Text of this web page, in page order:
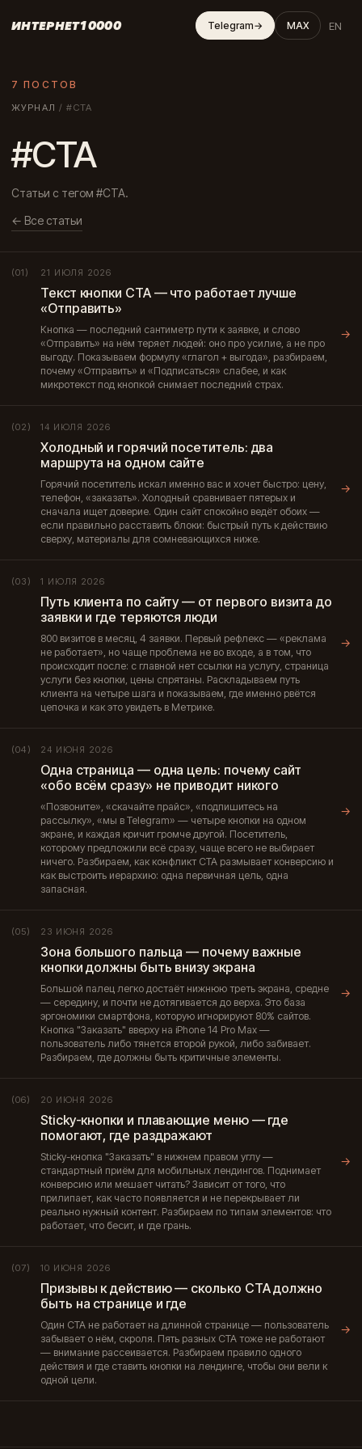
ИНТЕРНЕТ10000 Telegram→ MAX EN
7 ПОСТОВ
ЖУРНАЛ /#CTA
#CTA
Статьи с тегом #CTA.
← Все статьи
(01) 21 ИЮЛЯ 2026
Текст кнопки CTA — что работает лучше
«Отправить»
Кнопка — последний сантиметр пути к заявке, и слово
«Отправить» на нём теряет людей: оно про усилие, а не про
выгоду. Показываем формулу «глагол + выгода», разбираем,
почему «Отправить» и «Подписаться» слабее, и как
микротекст под кнопкой снимает последний страх.
→
(02) 14 ИЮЛЯ 2026
Холодный и горячий посетитель: два
маршрута на одном сайте
Горячий посетитель искал именно вас и хочет быстро: цену,
телефон, «заказать». Холодный сравнивает пятерых и
сначала ищет доверие. Один сайт спокойно ведёт обоих —
если правильно расставить блоки: быстрый путь к действию
сверху, материалы для сомневающихся ниже.
→
(03) 1 ИЮЛЯ 2026
Путь клиента по сайту — от первого визита до
заявки и где теряются люди
800 визитов в месяц, 4 заявки. Первый рефлекс — «реклама
не работает», но чаще проблема не во входе, а в том, что
происходит после: с главной нет ссылки на услугу, страница
услуги без кнопки, цены спрятаны. Раскладываем путь
клиента на четыре шага и показываем, где именно рвётся
цепочка и как это увидеть в Метрике.
→
(04) 24 ИЮНЯ 2026
Одна страница — одна цель: почему сайт
«обо всём сразу» не приводит никого
«Позвоните», «скачайте прайс», «подпишитесь на
рассылку», «мы в Telegram» — четыре кнопки на одном
экране, и каждая кричит громче другой. Посетитель,
которому предложили всё сразу, чаще всего не выбирает
ничего. Разбираем, как конфликт CTA размывает конверсию и
как выстроить иерархию: одна первичная цель, одна
запасная.
→
(05) 23 ИЮНЯ 2026
Зона большого пальца — почему важные
кнопки должны быть внизу экрана
Большой палец легко достаёт нижнюю треть экрана, средне
— середину, и почти не дотягивается до верха. Это база
эргономики смартфона, которую игнорируют 80% сайтов.
Кнопка "Заказать" вверху на iPhone 14 Pro Max —
пользователь либо тянется второй рукой, либо забивает.
Разбираем, где должны быть критичные элементы.
→
(06) 20 ИЮНЯ 2026
Sticky-кнопки и плавающие меню — где
помогают, где раздражают
Sticky-кнопка "Заказать" в нижнем правом углу —
стандартный приём для мобильных лендингов. Поднимает
конверсию или мешает читать? Зависит от того, что
прилипает, как часто появляется и не перекрывает ли
реально нужный контент. Разбираем по типам элементов: что
работает, что бесит, и где грань.
→
(07) 10 ИЮНЯ 2026
Призывы к действию — сколько CTA должно
быть на странице и где
Один CTA не работает на длинной странице — пользователь
забывает о нём, скроля. Пять разных CTA тоже не работают
— внимание рассеивается. Разбираем правило одного
действия и где ставить кнопки на лендинге, чтобы они вели к
одной цели.
→